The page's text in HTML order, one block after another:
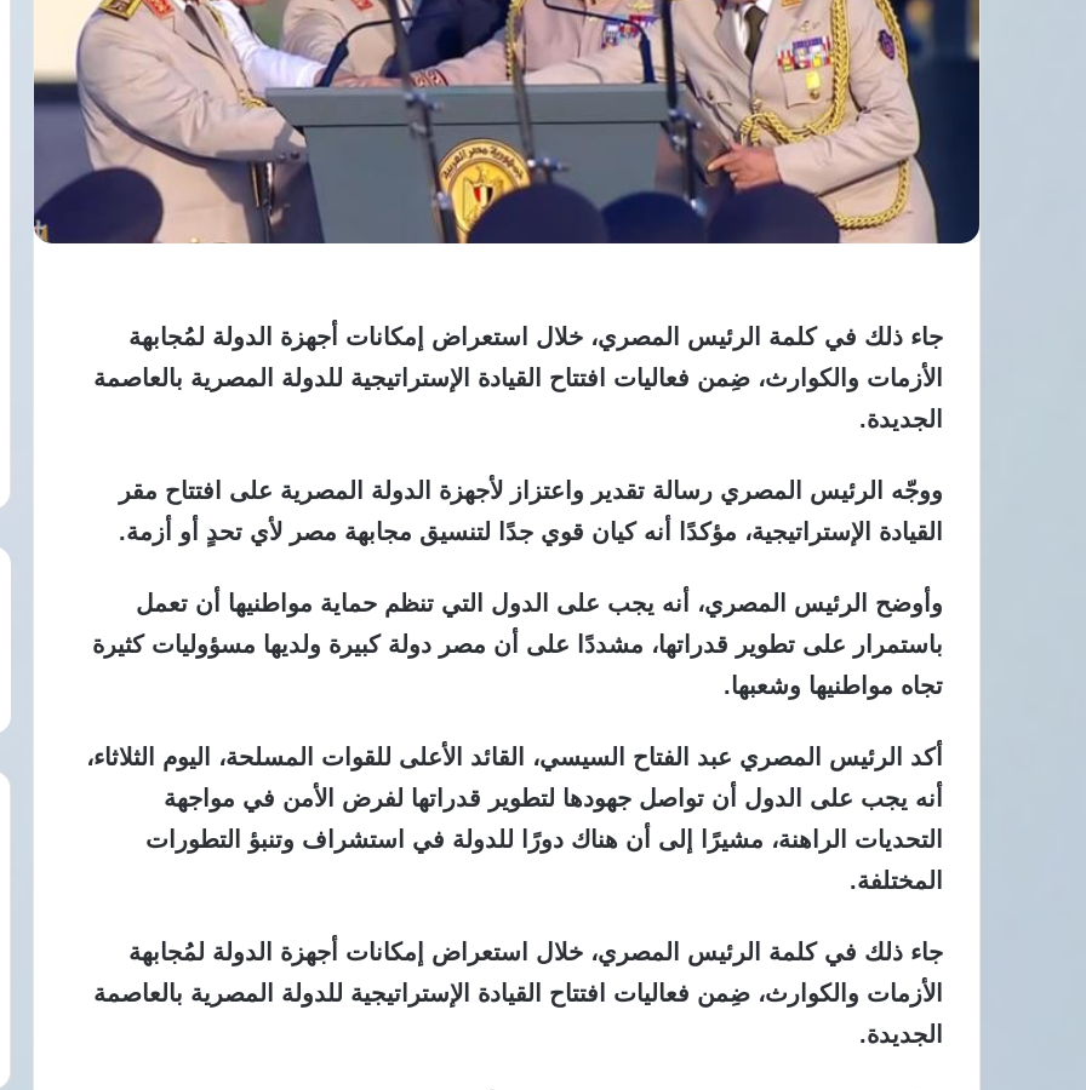
جاء ذلك في كلمة الرئيس المصري، خلال استعراض إمكانات أجهزة الدولة لمُجابهة
الأزمات والكوارث، ضِمن فعاليات افتتاح القيادة الإستراتيجية للدولة المصرية بالعاصمة
الجديدة.
ووجّه الرئيس المصري رسالة تقدير واعتزاز لأجهزة الدولة المصرية على افتتاح مقر
القيادة الإستراتيجية، مؤكدًا أنه كيان قوي جدًا لتنسيق مجابهة مصر لأي تحدٍ أو أزمة.
وأوضح الرئيس المصري، أنه يجب على الدول التي تنظم حماية مواطنيها أن تعمل
باستمرار على تطوير قدراتها، مشددًا على أن مصر دولة كبيرة ولديها مسؤوليات كثيرة
تجاه مواطنيها وشعبها.
أكد الرئيس المصري عبد الفتاح السيسي، القائد الأعلى للقوات المسلحة، اليوم الثلاثاء،
أنه يجب على الدول أن تواصل جهودها لتطوير قدراتها لفرض الأمن في مواجهة
التحديات الراهنة، مشيرًا إلى أن هناك دورًا للدولة في استشراف وتنبؤ التطورات
المختلفة.
جاء ذلك في كلمة الرئيس المصري، خلال استعراض إمكانات أجهزة الدولة لمُجابهة
الأزمات والكوارث، ضِمن فعاليات افتتاح القيادة الإستراتيجية للدولة المصرية بالعاصمة
الجديدة.